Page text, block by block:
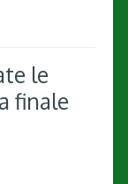
le
finale